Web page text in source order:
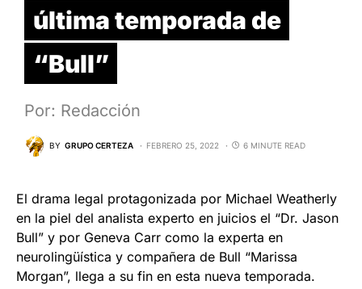
última temporada de
“Bull”
Por: Redacción
BY GRUPO CERTEZA FEBRERO 25, 2022 6 MINUTE READ
El drama legal protagonizada por Michael Weatherly
en la piel del analista experto en juicios el “Dr. Jason
Bull” y por Geneva Carr como la experta en
neurolingüística y compañera de Bull “Marissa
Morgan”, llega a su fin en esta nueva temporada.